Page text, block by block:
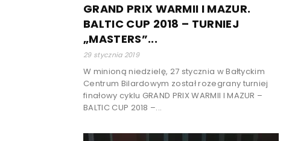
GRAND PRIX WARMII I MAZUR.
BALTIC CUP 2018 – TURNIEJ
„MASTERS”...
29 stycznia 2019
W minioną niedzielę, 27 stycznia w Bałtyckim
Centrum Bilardowym został rozegrany turniej
finałowy cyklu GRAND PRIX WARMII I MAZUR –
BALTIC CUP 2018 –...